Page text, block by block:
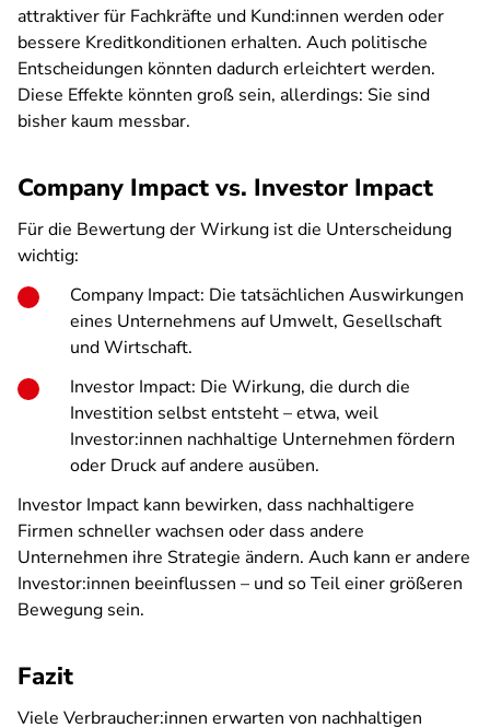
attraktiver für Fachkräfte und Kund:innen werden oder
bessere Kreditkonditionen erhalten. Auch politische
Entscheidungen könnten dadurch erleichtert werden.
Diese Effekte könnten groß sein, allerdings: Sie sind
bisher kaum messbar.
Company Impact vs. Investor Impact
Für die Bewertung der Wirkung ist die Unterscheidung
wichtig:
Company Impact: Die tatsächlichen Auswirkungen
eines Unternehmens auf Umwelt, Gesellschaft
und Wirtschaft.
Investor Impact: Die Wirkung, die durch die
Investition selbst entsteht – etwa, weil
Investor:innen nachhaltige Unternehmen fördern
oder Druck auf andere ausüben.
Investor Impact kann bewirken, dass nachhaltigere
Firmen schneller wachsen oder dass andere
Unternehmen ihre Strategie ändern. Auch kann er andere
Investor:innen beeinflussen – und so Teil einer größeren
Bewegung sein.
Fazit
Viele Verbraucher:innen erwarten von nachhaltigen